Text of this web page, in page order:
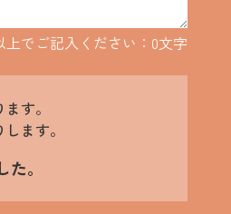
上でご記入ください： 0文字
す。
ます。
。